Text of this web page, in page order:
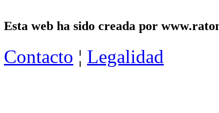
Esta web ha sido creada por
Contacto ¦ Legalidad